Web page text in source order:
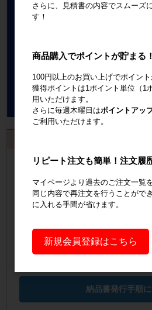
会員登録するといつでも
会員登録はこ
見積書発行手順に
納品書発行手順
さらに、見積書の内容でスムーズ
す！
商品購入でポイントが貯まる
100円以上のお買い上げでポイント
獲得ポイントは1ポイント単位（1
用いただけます。
さらに毎週木曜日はポイントアッ
ご利用いただけます。
リピート注文も簡単！注文履
マイページより過去のご注文一覧
同じ内容で再注文を行うことがで
に入れる手間が省けます。
新規会員登録はこちら